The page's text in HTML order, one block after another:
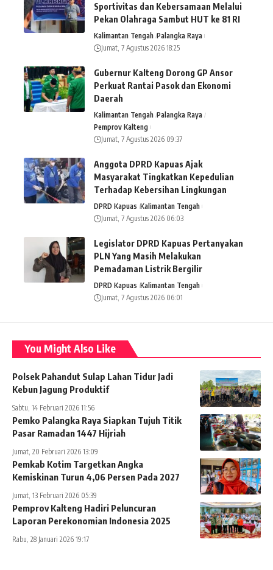
Sportivitas dan Kebersamaan Melalui
Pekan Olahraga Sambut HUT ke 81 RI
Kalimantan Tengah Palangka Raya
Jumat, 7 Agustus 2026 18:25
Gubernur Kalteng Dorong GP Ansor
Perkuat Rantai Pasok dan Ekonomi
Daerah
Kalimantan Tengah Palangka Raya
Pemprov Kalteng
Jumat, 7 Agustus 2026 09:37
Anggota DPRD Kapuas Ajak
Masyarakat Tingkatkan Kepedulian
Terhadap Kebersihan Lingkungan
DPRD Kapuas Kalimantan Tengah
Jumat, 7 Agustus 2026 06:03
Legislator DPRD Kapuas Pertanyakan
PLN Yang Masih Melakukan
Pemadaman Listrik Bergilir
DPRD Kapuas Kalimantan Tengah
Jumat, 7 Agustus 2026 06:01
You Might Also Like
Polsek Pahandut Sulap Lahan Tidur Jadi
Kebun Jagung Produktif
Sabtu, 14 Februari 2026 11:56
Pemko Palangka Raya Siapkan Tujuh Titik
Pasar Ramadan 1447 Hijriah
Jumat, 20 Februari 2026 13:09
Pemkab Kotim Targetkan Angka
Kemiskinan Turun 4,06 Persen Pada 2027
Jumat, 13 Februari 2026 05:39
Pemprov Kalteng Hadiri Peluncuran
Laporan Perekonomian Indonesia 2025
Rabu, 28 Januari 2026 19:17